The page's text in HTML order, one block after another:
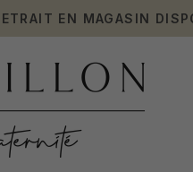
EN MAGASIN